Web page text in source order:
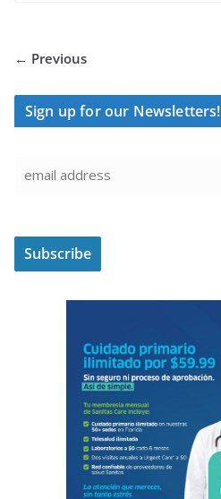
← Previous
Sign up for our Newsletters!